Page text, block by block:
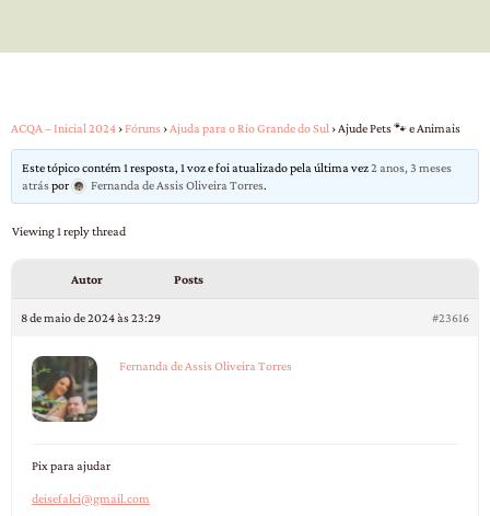
ACQA – Inicial 2024 ›Fóruns › Ajuda para o Rio Grande do Sul › Ajude Pets 🐾 e Animais
Este tópico contém 1 resposta, 1 voz e foi atualizado pela última vez2 anos, 3 meses
atráspor Fernanda de Assis Oliveira Torres.
Viewing 1 reply thread
Autor Posts
8 de maio de 2024 às 23:29 #23616
Fernanda de Assis Oliveira Torres
Pix para ajudar
deisefalci@gmail.com